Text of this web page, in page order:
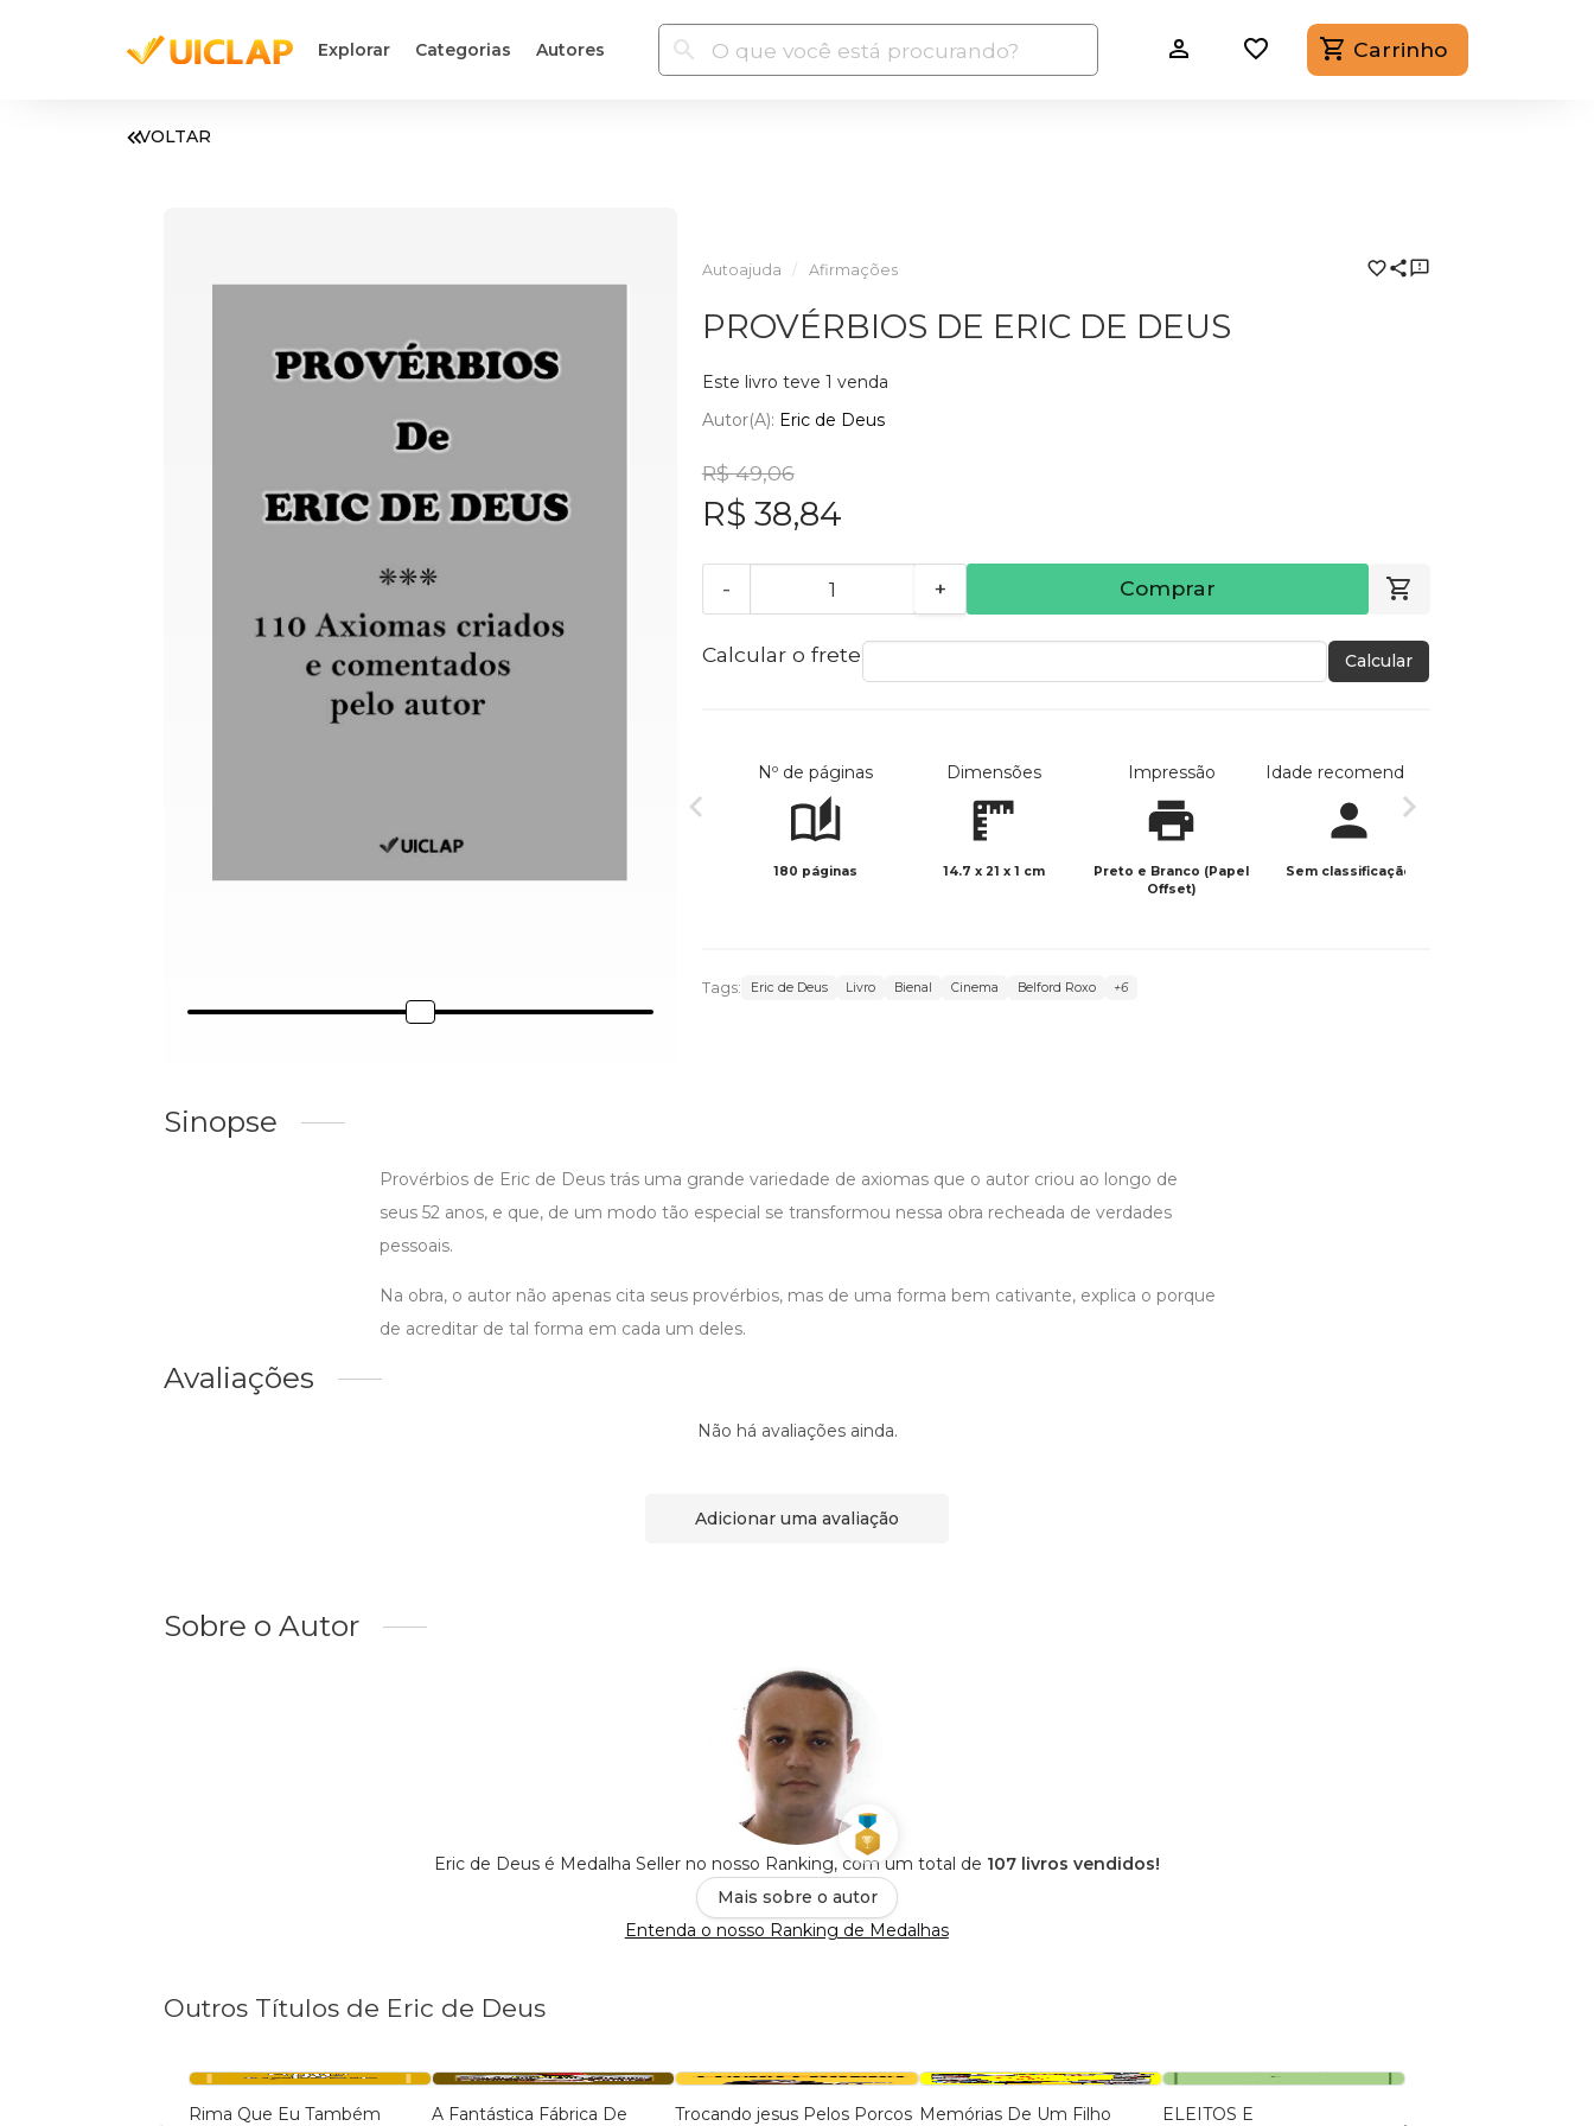
Explorar Categorias Autores Carrinho
VOLTAR
Autoajuda Afirmações
PROVÉRBIOS DE ERIC DE DEUS
Este livro teve 1 venda
Autor(a): Eric de Deus
R$ 49,06
R$ 38,84
- + Comprar
Calcular o frete Calcular
Nº de páginas
180 páginas
Dimensões
14.7 x 21 x 1 cm
Impressão
Preto e Branco (Papel
Offset)
Idade recomendada
Sem classificação
Tags: Eric de Deus Livro Bienal Cinema Belford Roxo +6
Sinopse
Provérbios de Eric de Deus trás uma grande variedade de axiomas que o autor criou ao longo de
seus 52 anos, e que, de um modo tão especial se transformou nessa obra recheada de verdades
pessoais.
Na obra, o autor não apenas cita seus provérbios, mas de uma forma bem cativante, explica o porque
de acreditar de tal forma em cada um deles.
Avaliações
Não há avaliações ainda.
Adicionar uma avaliação
Sobre o Autor
Eric de Deus é Medalha Seller no nosso Ranking, com um total de 107 livros vendidos!
Mais sobre o autor
Entenda o nosso Ranking de Medalhas
Outros Títulos de Eric de Deus
Rima Que Eu Também
A Fantástica Fábrica De
Trocando jesus Pelos Porcos Memórias De Um Filho
ELEITOS E